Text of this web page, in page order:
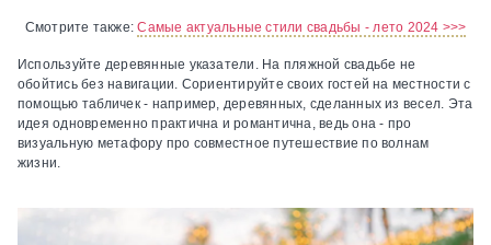
Смотрите также:Самые актуальные стили свадьбы - лето 2024 >>>
Используйте деревянные указатели.На пляжной свадьбе не
обойтись без навигации. Сориентируйте своих гостей на местности с
помощью табличек - например, деревянных, сделанных из весел. Эта
идея одновременно практична и романтична, ведь она - про
визуальную метафору про совместное путешествие по волнам
жизни.